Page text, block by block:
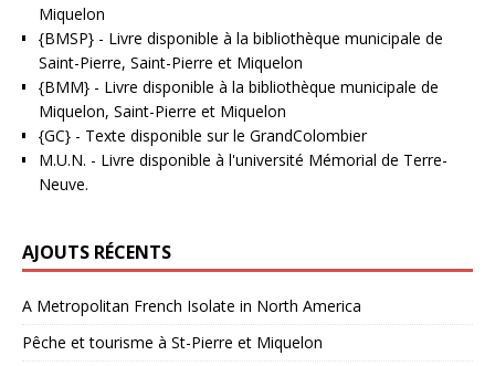
Miquelon
{BMSP} - Livre disponible à la bibliothèque municipale de
Saint-Pierre, Saint-Pierre et Miquelon
{BMM} - Livre disponible à la bibliothèque municipale de
Miquelon, Saint-Pierre et Miquelon
{GC} - Texte disponible sur le GrandColombier
M.U.N. - Livre disponible à l'université Mémorial de Terre-
Neuve.
AJOUTS RÉCENTS
A Metropolitan French Isolate in North America
Pêche et tourisme à St-Pierre et Miquelon